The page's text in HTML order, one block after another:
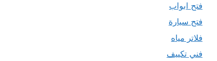
فتح ابواب
فتح سيارة
فلاتر مياه
فني تكييف